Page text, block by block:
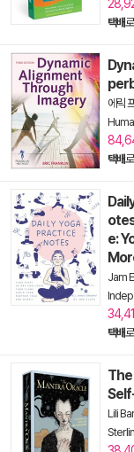
택배
에릭
택배
e:
Jam
택배
Lili